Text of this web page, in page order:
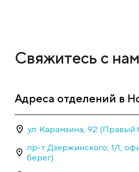
Свяжитесь с
Адреса отделений в
ул. Карамзина, 92 (Правый
пр-т Дзержинского, 1/1,
берег)